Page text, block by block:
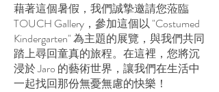
藉著這個暑假，我們誠摯邀請您蒞臨
TOUCH Gallery，參加這個以 "Costumed
Kindergarten" 為主題的展覽，與我們共同
踏上尋回童真的旅程。在這裡，您將沉
浸於 Jaro 的藝術世界，讓我們在生活中
一起找回那份無憂無慮的快樂！